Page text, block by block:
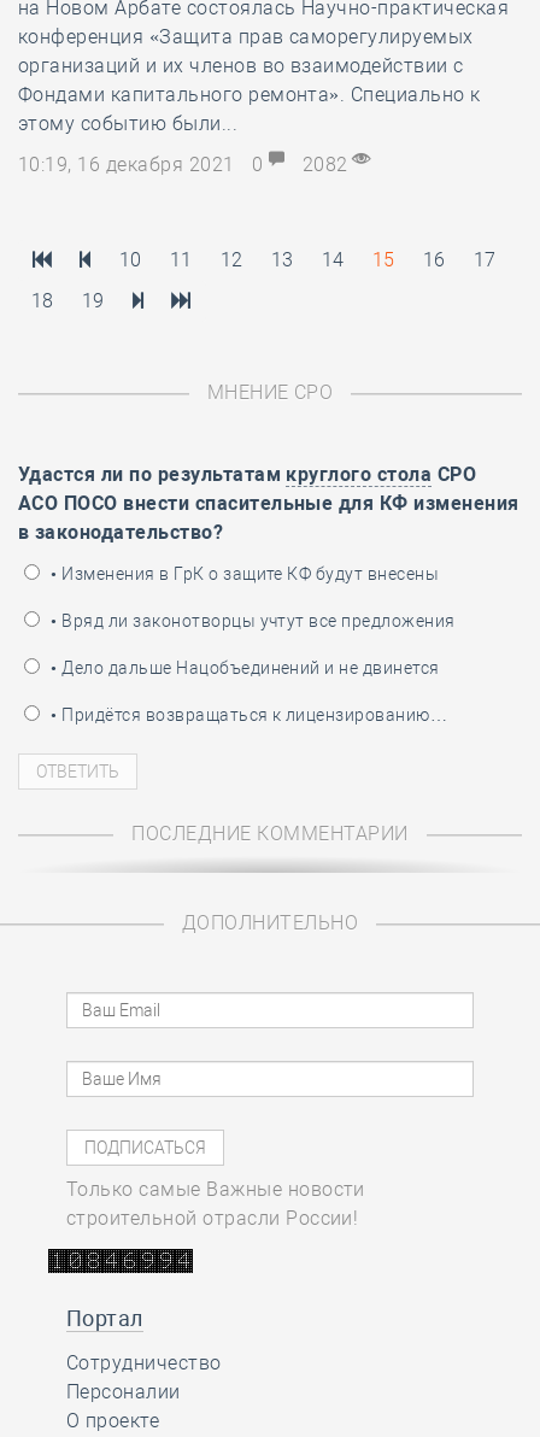
на Новом Арбате состоялась Научно-практическая
конференция «Защита прав саморегулируемых
организаций и их членов во взаимодействии с
Фондами капитального ремонта». Специально к
этому событию были...
10:19, 16 декабря 2021
0 2082
10 11 12 13 14 15 16
17
18
19
МНЕНИЕ СРО
Удастся ли по результатам круглого стола СРО
АСО ПОСО внести спасительные для КФ изменения
в законодательство?
• Изменения в ГрК о защите КФ будут внесены
• Вряд ли законотворцы учтут все предложения
• Дело дальше Нацобъединений и не двинется
• Придётся возвращаться к лицензированию…
ПОСЛЕДНИЕ КОММЕНТАРИИ
ДОПОЛНИТЕЛЬНО
Только самые Важные новости
строительной отрасли России!
Портал
Сотрудничество
Персоналии
О проекте